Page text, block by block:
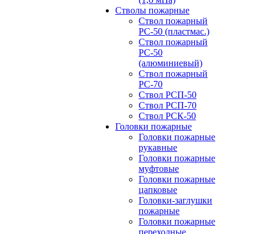
Стволы пожарные
Ствол пожарный
РС-50 (пластмас.)
Ствол пожарный
РС-50
(алюминиевый)
Ствол пожарный
РС-70
Ствол РСП-50
Ствол РСП-70
Ствол РСК-50
Головки пожарные
Головки пожарные
рукавные
Головки пожарные
муфтовые
Головки пожарные
цапковые
Головки-заглушки
пожарные
Головки пожарные
переходные